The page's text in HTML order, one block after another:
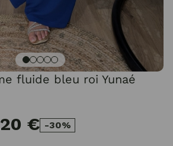
fluide bleu roi Yunaé
€ -30%